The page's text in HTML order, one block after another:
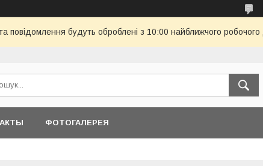
повідомлення будуть оброблені з 10:00 найближчого
ФОТОГАЛЕРЕЯ